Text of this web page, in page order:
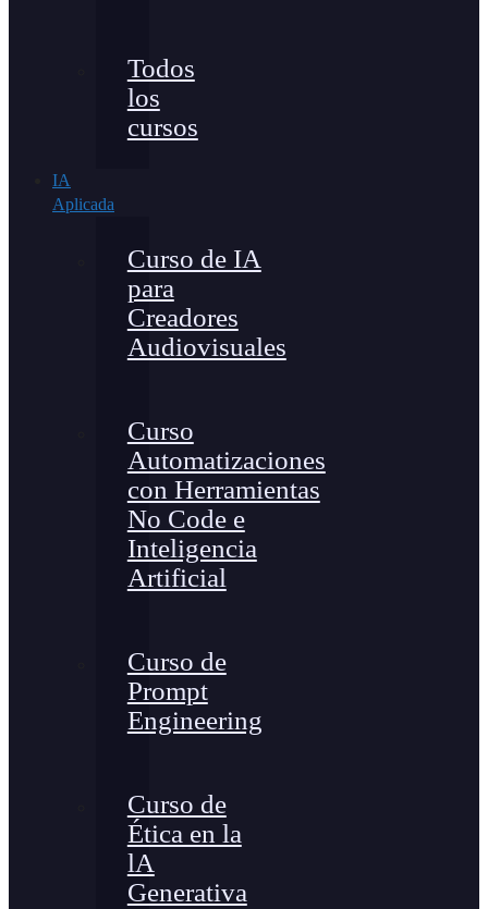
Todos
los
cursos
IA
Aplicada
Curso de IA
para
Creadores
Audiovisuales
Curso
Automatizaciones
con Herramientas
No Code e
Inteligencia
Artificial
Curso de
Prompt
Engineering
Curso de
Ética en la
lA
Generativa